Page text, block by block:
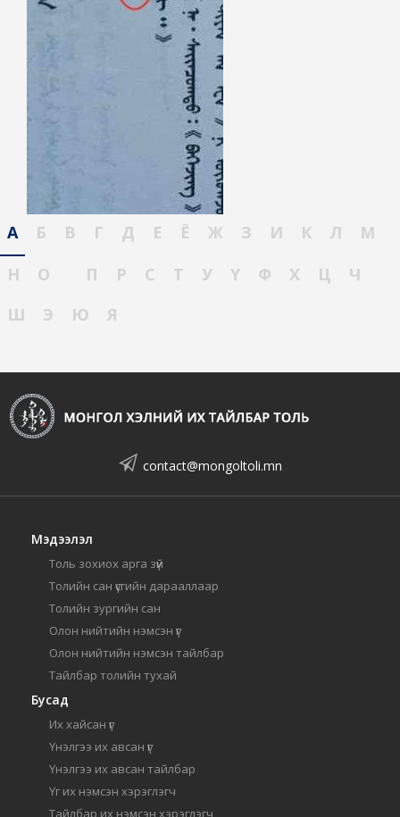
А Б В Г Д Е Ё Ж З И К Л
М
Н
О П Р С Т У Ү Ф Х Ц
Ч
Ш
Э Ю Я
contact@mongoltoli.mn
Мэдээлэл
Толь зохиох арга зүй
Толийн сан үсгийн дарааллаар
Толийн зургийн сан
Олон нийтийн нэмсэн үг
Олон нийтийн нэмсэн тайлбар
Тайлбар толийн тухай
Бусад
Их хайсан үг
Үнэлгээ их авсан үг
Үнэлгээ их авсан тайлбар
Үг их нэмсэн хэрэглэгч
Тайлбар их нэмсэн хэрэглэгч